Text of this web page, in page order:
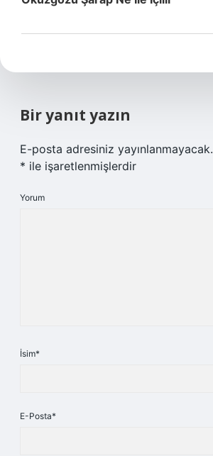
Bir yanıt yazın
E-posta adresiniz yayınlanmayacak.
* ile işaretlenmişlerdir
Yorum
İsim*
E-Posta*